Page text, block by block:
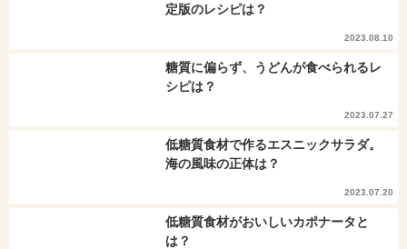
定版のレシピは？
2023.08.10
糖質に偏らず、うどんが食べられるレ
シピは？
2023.07.27
低糖質食材で作るエスニックサラダ。
海の風味の正体は？
2023.07.20
低糖質食材がおいしいカポナータと
は？